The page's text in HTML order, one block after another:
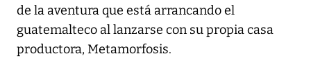
de la aventura que está arrancando el
guatemalteco al lanzarse con su propia casa
productora, Metamorfosis.